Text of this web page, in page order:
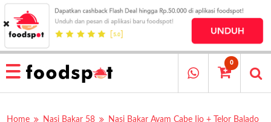
HOME
MENU
RESTAURANT
PESAN
0
Home Nasi Bakar 58 Nasi Bakar Ayam Cabe Ijo + Telor Balado